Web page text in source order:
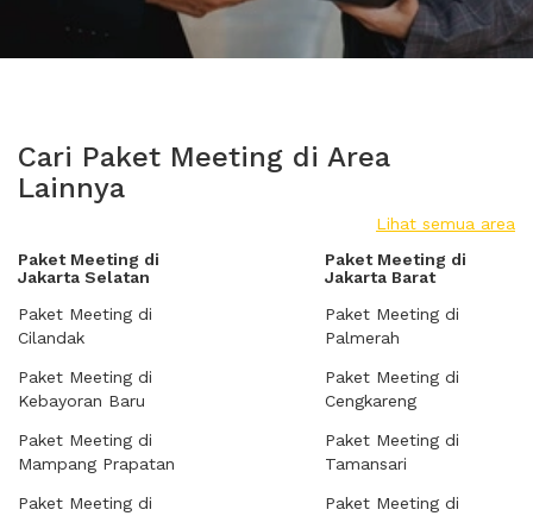
Cari Paket Meeting di Area
Lainnya
Lihat semua area
Paket Meeting di
Jakarta Selatan
Paket Meeting di
Cilandak
Paket Meeting di
Kebayoran Baru
Paket Meeting di
Mampang Prapatan
Paket Meeting di
Paket Meeting di
Jakarta Barat
Paket Meeting di
Palmerah
Paket Meeting di
Cengkareng
Paket Meeting di
Tamansari
Paket Meeting di